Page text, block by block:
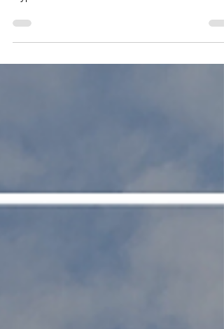
wypełnić wszelkie formalności. W celu
przekroczenia...